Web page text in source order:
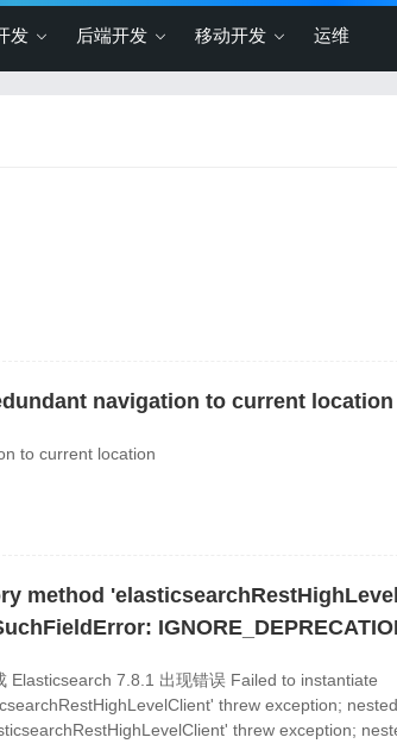
发 后端开发 移动开发 运维
navigation to current location
to current location
method
Elasticsearch 7.8.1 出现错误 Failed to instantiate
threw exception;
threw exception;